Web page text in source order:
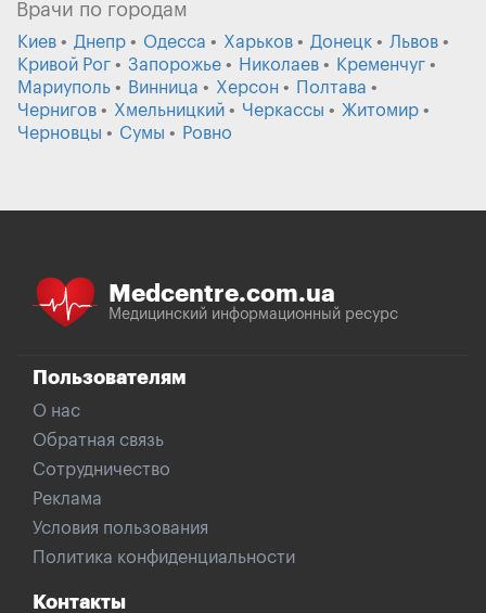
Врачи по городам
Киев Днепр Одесса Харьков Донецк
Львов
Кривой Рог
Запорожье Николаев
Кременчуг
Мариуполь
Винница Херсон
Полтава
Чернигов
Хмельницкий Черкассы
Житомир
Черновцы
Сумы Ровно
Medcentre.com.ua
Медицинский информационный ресурс
Пользователям
О нас
Обратная связь
Сотрудничество
Реклама
Условия пользования
Политика конфиденциальности
Контакты